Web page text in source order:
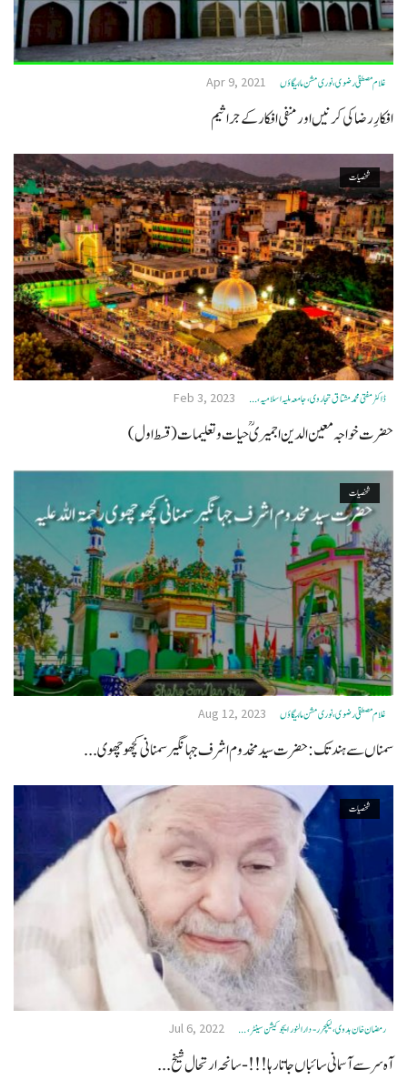
غلام مصطفیٰ رضوی، نوری مشن مالیگاؤں Apr 9, 2021
افکارِ رضا کی کرنیں اور منفی افکار کے جراثیم
شخصیات
ڈاکٹرمفتی محمدمشتاق تجاروی ، جامعہ ملیہ اسلامیہ، ... Feb 3, 2023
حضرت خواجہ معین الدین اجمیریؒ حیات و تعلیمات (قسط اول)
شخصیات
غلام مصطفیٰ رضوی، نوری مشن مالیگاؤں Aug 12, 2023
سمناں سے ہند تک: حضرت سید مخدوم اشرف جہانگیر سمنانی کچھوچھوی...
شخصیات
رمضان خان ہدوی، لیکچرر- دار النور ایجوکیشن سینٹر، ... Jul 6, 2022
آہ سر سے آسمانی سائباں جاتا رہا!!!- سانحہ ارتحال شیخ...